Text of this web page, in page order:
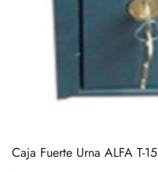
Caja Fuerte Urna ALFA T-15